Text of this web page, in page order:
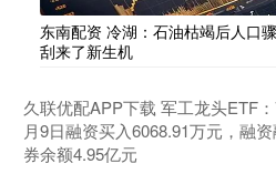
东南配资 冷湖：石油枯竭后人口
刮来了新生机
久联优配APP下载 军工龙头ETF
月9日融资买入6068.91万元，融资
券余额4.95亿元